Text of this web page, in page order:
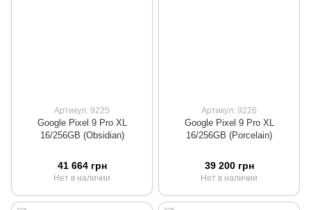
Артикул: 9225
Google Pixel 9 Pro XL
16/256GB (Obsidian)
41 664 грн
Нет в наличии
Артикул: 9226
Google Pixel 9 Pro XL
16/256GB (Porcelain)
39 200 грн
Нет в наличии